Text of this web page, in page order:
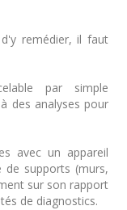
remédier, il faut
par simple
des analyses pour
avec un appareil
de supports (murs,
sur son rapport
de diagnostics.